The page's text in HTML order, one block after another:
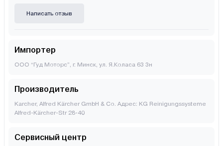
Написать отзыв
Импортер
ООО “Гуд Моторс”, г. Минск, ул. Я.Коласа 63 3н
Производитель
Karcher, Alfred Kärcher GmbH & Co. Адрес: KG Reinigungssysteme
Alfred-Kärcher-Str 28-40
Сервисный центр